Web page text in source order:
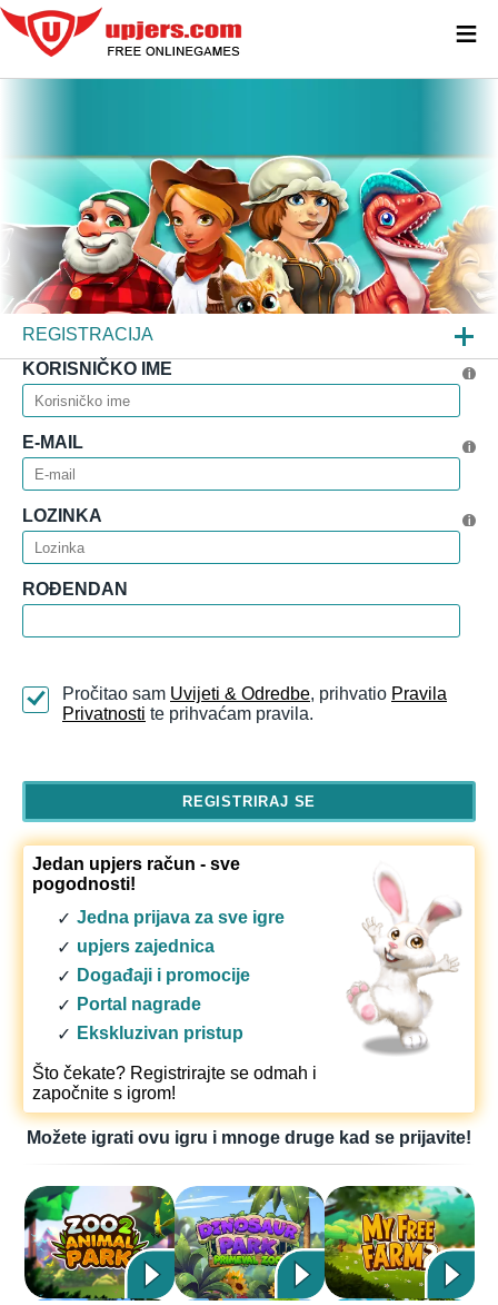
REGISTRACIJA
PRIJAVA
KORISNIČKO IME
E-MAIL
LOZINKA
ROĐENDAN
Pročitao sam Uvijeti & Odredbe, prihvatio Pravila
Privatnosti te prihvaćam pravila.
Jedan upjers račun - sve
pogodnosti!
Jedna prijava za sve igre
upjers zajednica
Događaji i promocije
Portal nagrade
Ekskluzivan pristup
Što čekate? Registrirajte se odmah i
započnite s igrom!
Možete igrati ovu igru i mnoge druge kad se prijavite!
≡